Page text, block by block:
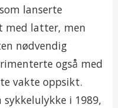
lanserte
med latter, men
nødvendig
også med
vakte oppsikt.
i 1989,